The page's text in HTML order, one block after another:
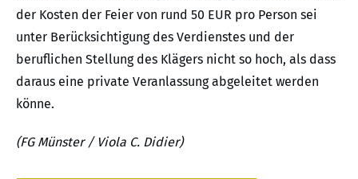
der Kosten der Feier von rund 50 EUR pro Person sei
unter Berücksichtigung des Verdienstes und der
beruflichen Stellung des Klägers nicht so hoch, als dass
daraus eine private Veranlassung abgeleitet werden
könne.
(FG Münster / Viola C. Didier)